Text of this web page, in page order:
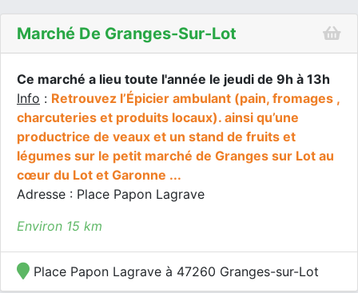
Marché De Granges-Sur-Lot
Ce marché a lieu toute l'année le jeudi de 9h à 13h
Info : Retrouvez l’Épicier ambulant (pain, fromages ,
charcuteries et produits locaux). ainsi qu’une
productrice de veaux et un stand de fruits et
légumes sur le petit marché de Granges sur Lot au
cœur du Lot et Garonne ...
Adresse : Place Papon Lagrave
Environ 15 km
Place Papon Lagrave à 47260 Granges-sur-Lot